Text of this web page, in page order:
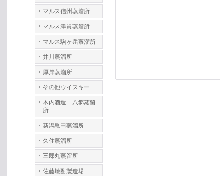
マルス信州蒸溜所
マルス津貫蒸溜所
マルス駒ヶ岳蒸溜所
井川蒸溜所
厚岸蒸溜所
その他ウイスキー
木内酒造 八郷蒸留
所
新潟亀田蒸溜所
久住蒸溜所
三郎丸蒸留所
佐藤焼酎製造場